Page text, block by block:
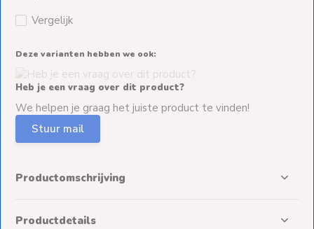
Vergelijk
Deze varianten hebben we ook:
Heb je een vraag over dit product?
We helpen je graag het juiste product te vinden!
Stuur mail
Productomschrijving
Productdetails